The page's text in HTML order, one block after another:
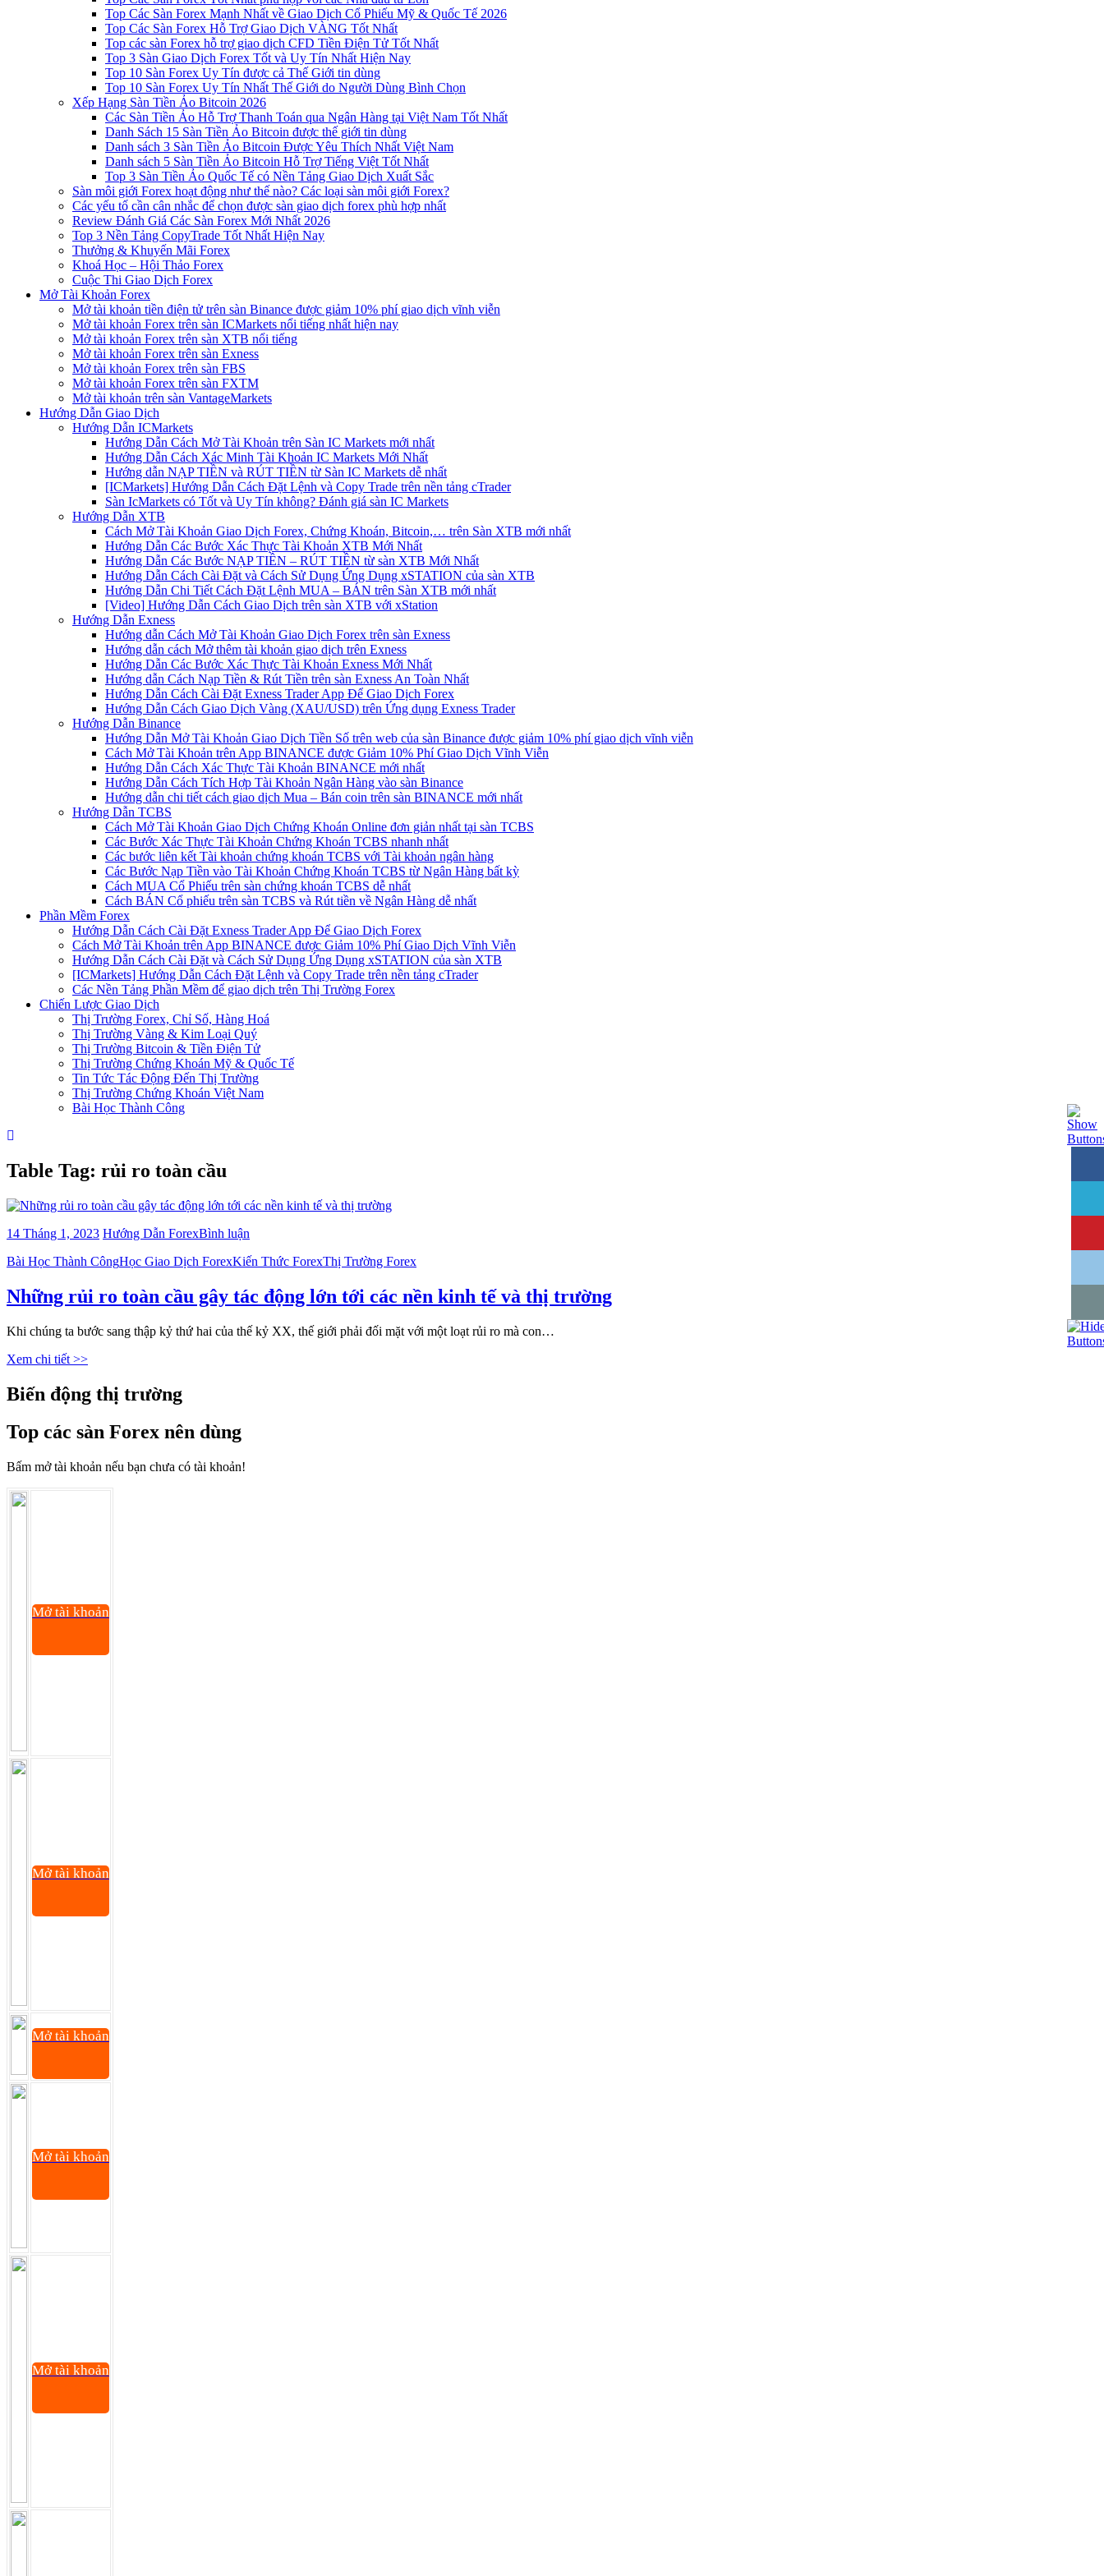
Top Các Sàn Forex Mạnh Nhất về Giao Dịch Cổ Phiếu Mỹ & Quốc Tế 2026
Top Các Sàn Forex Hỗ Trợ Giao Dịch VÀNG Tốt Nhất
Top các sàn Forex hỗ trợ giao dịch CFD Tiền Điện Tử Tốt Nhất
Top 3 Sàn Giao Dịch Forex Tốt và Uy Tín Nhất Hiện Nay
Top 10 Sàn Forex Uy Tín được cả Thế Giới tin dùng
Top 10 Sàn Forex Uy Tín Nhất Thế Giới do Người Dùng Bình Chọn
Xếp Hạng Sàn Tiền Ảo Bitcoin 2026
Các Sàn Tiền Ảo Hỗ Trợ Thanh Toán qua Ngân Hàng tại Việt Nam Tốt Nhất
Danh Sách 15 Sàn Tiền Ảo Bitcoin được thế giới tin dùng
Danh sách 3 Sàn Tiền Ảo Bitcoin Được Yêu Thích Nhất Việt Nam
Danh sách 5 Sàn Tiền Ảo Bitcoin Hỗ Trợ Tiếng Việt Tốt Nhất
Top 3 Sàn Tiền Ảo Quốc Tế có Nền Tảng Giao Dịch Xuất Sắc
Sàn môi giới Forex hoạt động như thế nào? Các loại sàn môi giới Forex?
Các yếu tố cần cân nhắc để chọn được sàn giao dịch forex phù hợp nhất
Review Đánh Giá Các Sàn Forex Mới Nhất 2026
Top 3 Nền Tảng CopyTrade Tốt Nhất Hiện Nay
Thưởng & Khuyến Mãi Forex
Khoá Học – Hội Thảo Forex
Cuộc Thi Giao Dịch Forex
Mở Tài Khoản Forex
Mở tài khoản tiền điện tử trên sàn Binance được giảm 10% phí giao dịch vĩnh viễn
Mở tài khoản Forex trên sàn ICMarkets nổi tiếng nhất hiện nay
Mở tài khoản Forex trên sàn XTB nổi tiếng
Mở tài khoản Forex trên sàn Exness
Mở tài khoản Forex trên sàn FBS
Mở tài khoản Forex trên sàn FXTM
Mở tài khoản trên sàn VantageMarkets
Hướng Dẫn Giao Dịch
Hướng Dẫn ICMarkets
Hướng Dẫn Cách Mở Tài Khoản trên Sàn IC Markets mới nhất
Hướng Dẫn Cách Xác Minh Tài Khoản IC Markets Mới Nhất
Hướng dẫn NẠP TIỀN và RÚT TIỀN từ Sàn IC Markets dễ nhất
[ICMarkets] Hướng Dẫn Cách Đặt Lệnh và Copy Trade trên nền tảng cTrader
Sàn IcMarkets có Tốt và Uy Tín không? Đánh giá sàn IC Markets
Hướng Dẫn XTB
Cách Mở Tài Khoản Giao Dịch Forex, Chứng Khoán, Bitcoin,… trên Sàn XTB mới nhất
Hướng Dẫn Các Bước Xác Thực Tài Khoản XTB Mới Nhất
Hướng Dẫn Các Bước NẠP TIỀN – RÚT TIỀN từ sàn XTB Mới Nhất
Hướng Dẫn Cách Cài Đặt và Cách Sử Dụng Ứng Dụng xSTATION của sàn XTB
Hướng Dẫn Chi Tiết Cách Đặt Lệnh MUA – BÁN trên Sàn XTB mới nhất
[Video] Hướng Dẫn Cách Giao Dịch trên sàn XTB với xStation
Hướng Dẫn Exness
Hướng dẫn Cách Mở Tài Khoản Giao Dịch Forex trên sàn Exness
Hướng dẫn cách Mở thêm tài khoản giao dịch trên Exness
Hướng Dẫn Các Bước Xác Thực Tài Khoản Exness Mới Nhất
Hướng dẫn Cách Nạp Tiền & Rút Tiền trên sàn Exness An Toàn Nhất
Hướng Dẫn Cách Cài Đặt Exness Trader App Để Giao Dịch Forex
Hướng Dẫn Cách Giao Dịch Vàng (XAU/USD) trên Ứng dụng Exness Trader
Hướng Dẫn Binance
Hướng Dẫn Mở Tài Khoản Giao Dịch Tiền Số trên web của sàn Binance được giảm 10% phí giao dịch vĩnh viễn
Cách Mở Tài Khoản trên App BINANCE được Giảm 10% Phí Giao Dịch Vĩnh Viễn
Hướng Dẫn Cách Xác Thực Tài Khoản BINANCE mới nhất
Hướng Dẫn Cách Tích Hợp Tài Khoản Ngân Hàng vào sàn Binance
Hướng dẫn chi tiết cách giao dịch Mua – Bán coin trên sàn BINANCE mới nhất
Hướng Dẫn TCBS
Cách Mở Tài Khoản Giao Dịch Chứng Khoán Online đơn giản nhất tại sàn TCBS
Các Bước Xác Thực Tài Khoản Chứng Khoán TCBS nhanh nhất
Các bước liên kết Tài khoản chứng khoán TCBS với Tài khoản ngân hàng
Các Bước Nạp Tiền vào Tài Khoản Chứng Khoán TCBS từ Ngân Hàng bất kỳ
Cách MUA Cổ Phiếu trên sàn chứng khoán TCBS dễ nhất
Cách BÁN Cổ phiếu trên sàn TCBS và Rút tiền về Ngân Hàng dễ nhất
Phần Mềm Forex
Hướng Dẫn Cách Cài Đặt Exness Trader App Để Giao Dịch Forex
Cách Mở Tài Khoản trên App BINANCE được Giảm 10% Phí Giao Dịch Vĩnh Viễn
Hướng Dẫn Cách Cài Đặt và Cách Sử Dụng Ứng Dụng xSTATION của sàn XTB
[ICMarkets] Hướng Dẫn Cách Đặt Lệnh và Copy Trade trên nền tảng cTrader
Các Nền Tảng Phần Mềm để giao dịch trên Thị Trường Forex
Chiến Lược Giao Dịch
Thị Trường Forex, Chỉ Số, Hàng Hoá
Thị Trường Vàng & Kim Loại Quý
Thị Trường Bitcoin & Tiền Điện Tử
Thị Trường Chứng Khoán Mỹ & Quốc Tế
Tin Tức Tác Động Đến Thị Trường
Thị Trường Chứng Khoán Việt Nam
Bài Học Thành Công
Table Tag: rủi ro toàn cầu
14 Tháng 1, 2023 Hướng Dẫn ForexBình luận
Những
ro
toàn
gây
Categories
Bài Học Thành CôngHọc Giao Dịch ForexKiến Thức ForexThị Trường Forex
Những rủi ro toàn cầu gây tác động lớn tới các nền kinh tế và thị trường
Khi chúng ta bước sang thập kỷ thứ hai của thế kỷ XX, thế giới phải đối mặt với một loạt rủi ro mà con…
Xem chi tiết >>
Biến động thị trường
Top các sàn Forex nên dùng
Bấm mở tài khoản nếu bạn chưa có tài khoản!
Mở tài khoản
Mở tài khoản
Mở tài khoản
Mở tài khoản
Mở tài khoản